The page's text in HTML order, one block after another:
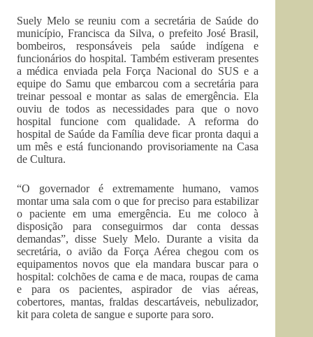
Suely Melo se reuniu com a secretária de Saúde do
município, Francisca da Silva, o prefeito José Brasil,
bombeiros, responsáveis pela saúde indígena e
funcionários do hospital. Também estiveram presentes
a médica enviada pela Força Nacional do SUS e a
equipe do Samu que embarcou com a secretária para
treinar pessoal e montar as salas de emergência. Ela
ouviu de todos as necessidades para que o novo
hospital funcione com qualidade. A reforma do
hospital de Saúde da Família deve ficar pronta daqui a
um mês e está funcionando provisoriamente na Casa
de Cultura.
“O governador é extremamente humano, vamos
montar uma sala com o que for preciso para estabilizar
o paciente em uma emergência. Eu me coloco à
disposição para conseguirmos dar conta dessas
demandas”, disse Suely Melo. Durante a visita da
secretária, o avião da Força Aérea chegou com os
equipamentos novos que ela mandara buscar para o
hospital: colchões de cama e de maca, roupas de cama
e para os pacientes, aspirador de vias aéreas,
cobertores, mantas, fraldas descartáveis, nebulizador,
kit para coleta de sangue e suporte para soro.